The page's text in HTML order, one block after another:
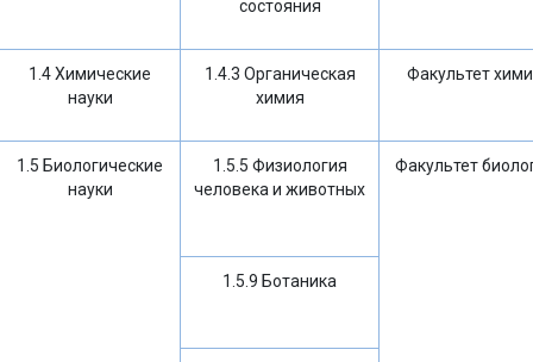
состояния
1.4 Химические
науки
1.4.3 Органическая
химия
Факультет
1.5 Биологические
науки
1.5.5 Физиология
человека и животных
Факультет
1.5.9 Ботаника